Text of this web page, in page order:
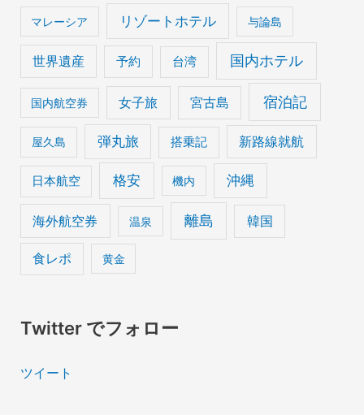
マレーシア リゾートホテル 与論島
世界遺産 予約 台湾 国内ホテル
国内航空券 女子旅 宮古島 宿泊記
屋久島 弾丸旅 搭乗記 新路線就航
日本航空 格安 機内 沖縄
海外航空券 温泉 離島 韓国
食レポ 黄金
Twitter でフォロー
ツイート